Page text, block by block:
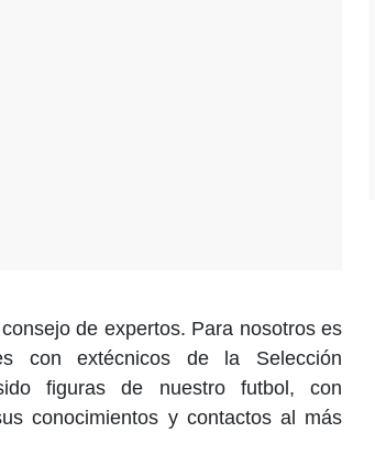
de expertos. Para nosotros es
con extécnicos de la Selección
figuras de nuestro futbol, con
conocimientos y contactos al más